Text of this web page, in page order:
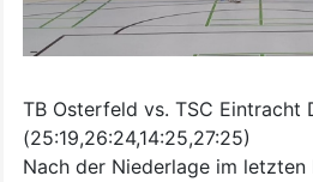
TB Osterfeld vs. TSC Eintracht
(25:19,26:24,14:25,27:25)
Nach der Niederlage im